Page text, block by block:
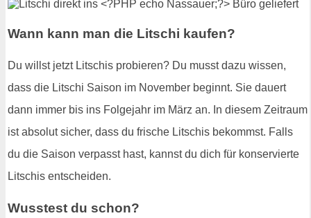
Wann kann man die Litschi kaufen?
Du willst jetzt Litschis probieren? Du musst dazu wissen,
dass die Litschi Saison im November beginnt. Sie dauert
dann immer bis ins Folgejahr im März an. In diesem Zeitraum
ist absolut sicher, dass du frische Litschis bekommst. Falls
du die Saison verpasst hast, kannst du dich für konservierte
Litschis entscheiden.
Wusstest du schon?